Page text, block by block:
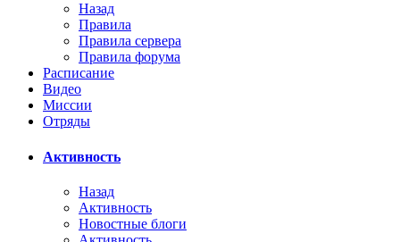
Назад
Правила
Правила сервера
Правила форума
Расписание
Видео
Миссии
Отряды
Активность
Назад
Активность
Новостные блоги